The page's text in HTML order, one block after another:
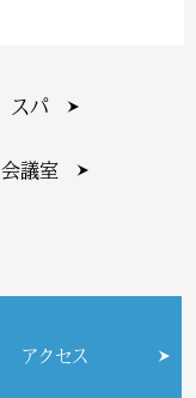
スパ
会議室
アクセス